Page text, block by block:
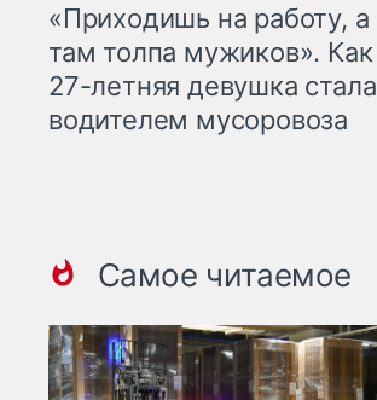
«Приходишь на работу, а
там толпа мужиков». Как
27-летняя девушка стала
водителем мусоровоза
Самое читаемое